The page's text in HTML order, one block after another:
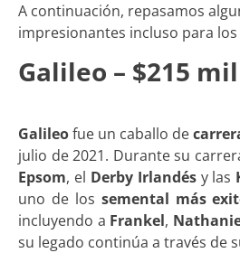
A continuación, repasamos
impresionantes incluso para
Galileo – $215
Galileofue un caballo de
julio de 2021. Durante su
Epsom, el Derby Irlandésy las
uno de los semental más
incluyendo a Frankel,
su legado continúa a través de